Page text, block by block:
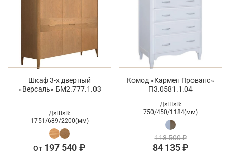
Шкаф 3-х дверный
«Версаль» БМ2.777.1.03
Д×Ш×В:
1751/689/2200(мм)
От 197 540 ₽
Комод «Кармен Прованс»
П3.0581.1.04
Д×Ш×В:
750/450/1184(мм)
118 500 ₽
84 135 ₽